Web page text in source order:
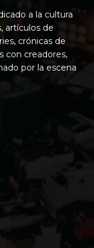
a la cultura
artículos de
crónicas de
con creadores,
por la escena